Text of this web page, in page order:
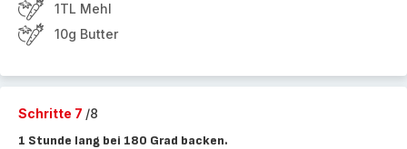
1TL Mehl
10g Butter
Schritte 7 /8
1 Stunde lang bei 180 Grad backen.